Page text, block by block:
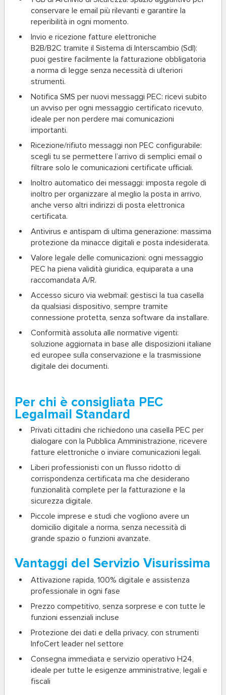
conservare le email più rilevanti e garantire la
reperibilità in ogni momento.
Invio e ricezione fatture elettroniche
B2B/B2C tramite il Sistema di Interscambio (SdI):
puoi gestire facilmente la fatturazione obbligatoria
a norma di legge senza necessità di ulteriori
strumenti.
Notifica SMS per nuovi messaggi PEC: ricevi subito
un avviso per ogni messaggio certificato ricevuto,
ideale per non perdere mai comunicazioni
importanti.
Ricezione/rifiuto messaggi non PEC configurabile:
scegli tu se permettere l’arrivo di semplici email o
filtrare solo le comunicazioni certificate ufficiali.
Inoltro automatico dei messaggi: imposta regole di
inoltro per organizzare al meglio la posta in arrivo,
anche verso altri indirizzi di posta elettronica
certificata.
Antivirus e antispam di ultima generazione: massima
protezione da minacce digitali e posta indesiderata.
Valore legale delle comunicazioni: ogni messaggio
PEC ha piena validità giuridica, equiparata a una
raccomandata A/R.
Accesso sicuro via webmail: gestisci la tua casella
da qualsiasi dispositivo, sempre tramite
connessione protetta, senza software da installare.
Conformità assoluta alle normative vigenti:
soluzione aggiornata in base alle disposizioni italiane
ed europee sulla conservazione e la trasmissione
digitale dei documenti.
Per chi è consigliata PEC
Legalmail Standard
Privati cittadini che richiedono una casella PEC per
dialogare con la Pubblica Amministrazione, ricevere
fatture elettroniche o inviare comunicazioni legali.
Liberi professionisti con un flusso ridotto di
corrispondenza certificata ma che desiderano
funzionalità complete per la fatturazione e la
sicurezza digitale.
Piccole imprese e studi che vogliono avere un
domicilio digitale a norma, senza necessità di
grande spazio o funzioni avanzate.
Vantaggi del Servizio Visurissima
Attivazione rapida, 100% digitale e assistenza
professionale in ogni fase
Prezzo competitivo, senza sorprese e con tutte le
funzioni essenziali incluse
Protezione dei dati e della privacy, con strumenti
InfoCert leader nel settore
Consegna immediata e servizio operativo H24,
ideale per tutte le esigenze amministrative, legali e
fiscali